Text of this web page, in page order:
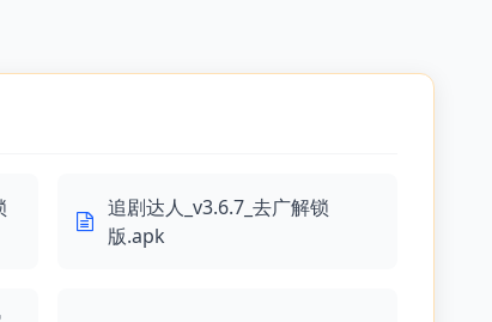
追剧达人_v3.6.7_去广解锁
版.apk